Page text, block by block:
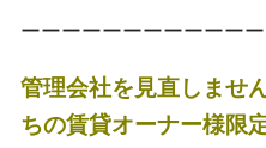
ーーーーーーーーーーー
管理会社を見直しませ
ちの賃貸オーナー様限